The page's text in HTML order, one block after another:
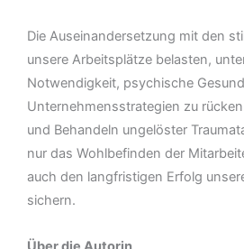
Die Auseinandersetzung mit den
unsere Arbeitsplätze belasten,
Notwendigkeit, psychische
Unternehmensstrategien zu
und Behandeln ungelöster
nur das Wohlbefinden der
auch den langfristigen Erfolg
sichern.